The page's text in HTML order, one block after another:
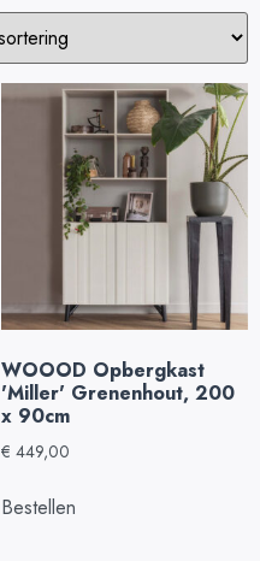
WOOOD Opbergkast
'Miller' Grenenhout, 200
x 90cm
€ 449,00
Bestellen